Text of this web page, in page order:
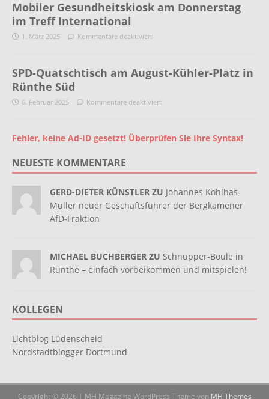
Mobiler Gesundheitskiosk am Donnerstag
im Treff International
1. März 2025 Kommentare deaktiviert
SPD-Quatschtisch am August-Kühler-Platz in
Rünthe Süd
6. Februar 2025 Kommentare deaktiviert
Fehler, keine Ad-ID gesetzt! Überprüfen Sie Ihre Syntax!
NEUESTE KOMMENTARE
GERD-DIETER KÜNSTLER ZU Johannes Kohlhas-
Müller neuer Geschäftsführer der Bergkamener
AfD-Fraktion
MICHAEL BUCHBERGER ZU Schnupper-Boule in
Rünthe – einfach vorbeikommen und mitspielen!
KOLLEGEN
Lichtblog Lüdenscheid
Nordstadtblogger Dortmund
Copyright © 2026 | MH Magazine WordPress Theme von MH Themes